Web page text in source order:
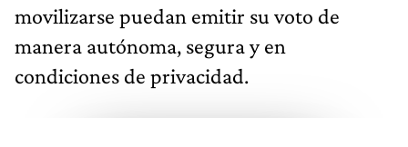
movilizarse puedan emitir su voto de
manera autónoma, segura y en
condiciones de privacidad.